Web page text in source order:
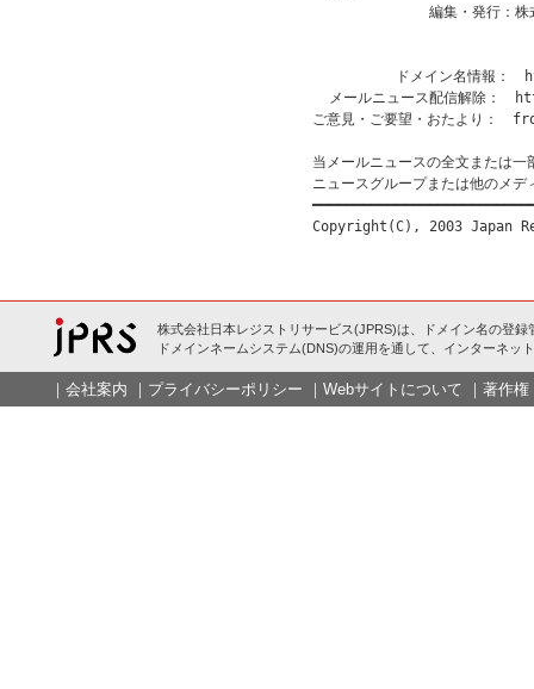
編集・発行：
ドメイン名情報：
メールニュース配信解除：
ご意見・ご要望・おたより：　
当メールニュースの全文または
ニュースグループまたは他のメ
株式会社日本レジストリサービス(JPRS)は、ドメイン名の登録
ドメインネームシステム(DNS)の運用を通して、インターネッ
｜ 会社案内 ｜ プライバシーポリシー ｜ Webサイトについて ｜ 著作権